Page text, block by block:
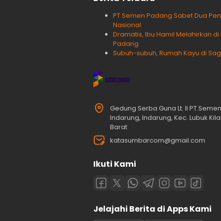
PT Semen Padang Sabet Dua
Nasional
Dramatis, Ibu Hamil Melahirkan
Padang
Subuh-subuh, Rumah Kayu di
Gedung Serba Guna Lt. II
Indarung, Indarung, Kec. Lubuk
Barat
katasumbarcom@gmail.com
Ikuti Kami
Jelajahi Berita di Apps Kami